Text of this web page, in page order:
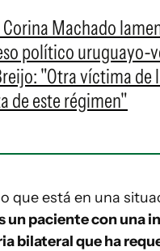
Machado
político uruguayo-
"Otra víctima de
de este régimen"
que está en una
un paciente con una
bilateral que ha